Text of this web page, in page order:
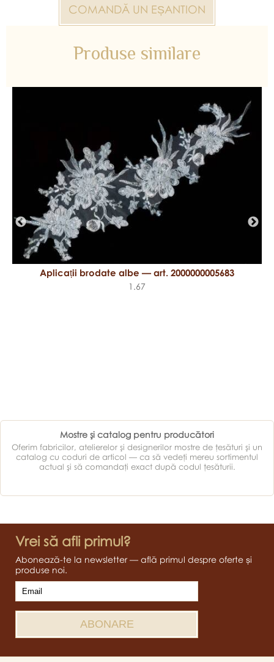
COMANDĂ UN EȘANTION
Produse similare
Aplicații brodate albe — art. 2000000005683
1.67
Mostre şi catalog pentru producători
Oferim fabricilor, atelierelor şi designerilor mostre de ţesături şi un
catalog cu coduri de articol — ca să vedeţi mereu sortimentul
actual şi să comandaţi exact după codul ţesăturii.
Vrei să afli primul?
Abonează-te la newsletter — află primul despre oferte și
produse noi.